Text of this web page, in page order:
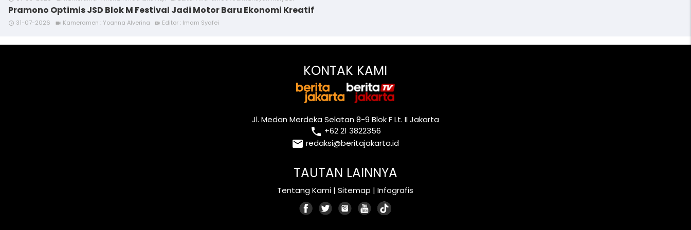
Pramono Optimis JSD Blok M Festival Jadi Motor Baru Ekonomi Kreatif
access_time 31-07-2026 videocam Kameramen : Yoanna Alverina video_call Editor : Imam Syafei
KONTAK KAMI
Jl. Medan Merdeka Selatan 8-9 Blok F Lt. II Jakarta
local_phone +62 21 3822356
email redaksi@beritajakarta.id
TAUTAN LAINNYA
Tentang Kami |Sitemap |Infografis